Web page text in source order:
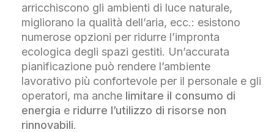
arricchiscono gli ambienti di luce naturale,
migliorano la qualità dell’aria, ecc.: esistono
numerose opzioni per ridurre l’impronta
ecologica degli spazi gestiti. Un’accurata
pianificazione può rendere l’ambiente
lavorativo più confortevole per il personale e gli
operatori, ma anche limitare il consumo di
energia e ridurre l’utilizzo di risorse non
rinnovabili.